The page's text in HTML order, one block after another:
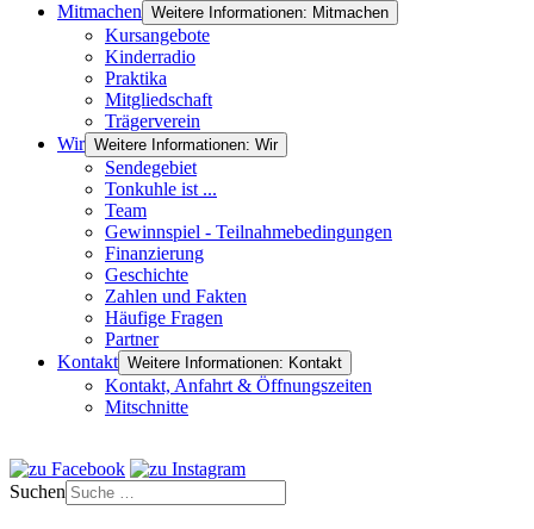
Mitmachen Weitere Informationen: Mitmachen
Kursangebote
Kinderradio
Praktika
Mitgliedschaft
Trägerverein
Wir Weitere Informationen: Wir
Sendegebiet
Tonkuhle ist ...
Team
Gewinnspiel - Teilnahmebedingungen
Finanzierung
Geschichte
Zahlen und Fakten
Häufige Fragen
Partner
Kontakt Weitere Informationen: Kontakt
Kontakt, Anfahrt & Öffnungszeiten
Mitschnitte
Suchen